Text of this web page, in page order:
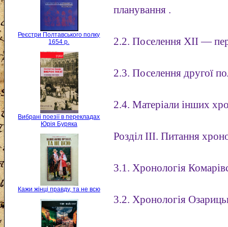
Реєстри Полтавського полку
1654 р.
Вибрані поезії в перекладах
Юрія Буряка
Кажи жінці правду, та не всю
планування .
2.2. Поселення XII —
2.3. Поселення другої
2.4. Матеріали інших
Розділ III. Питання
3.1. Хронологія
3.2. Хронологія